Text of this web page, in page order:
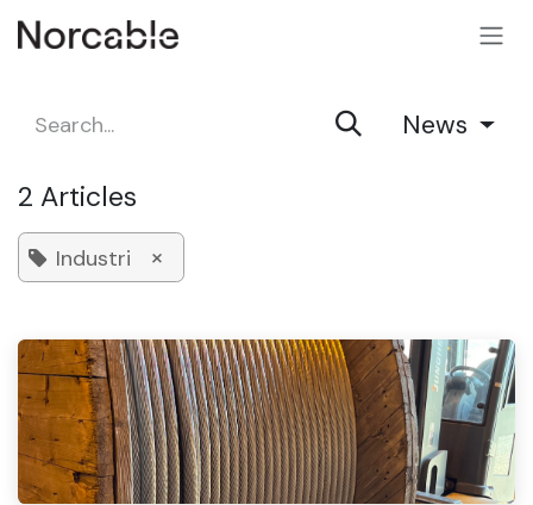
News
2 Articles
Industri ×